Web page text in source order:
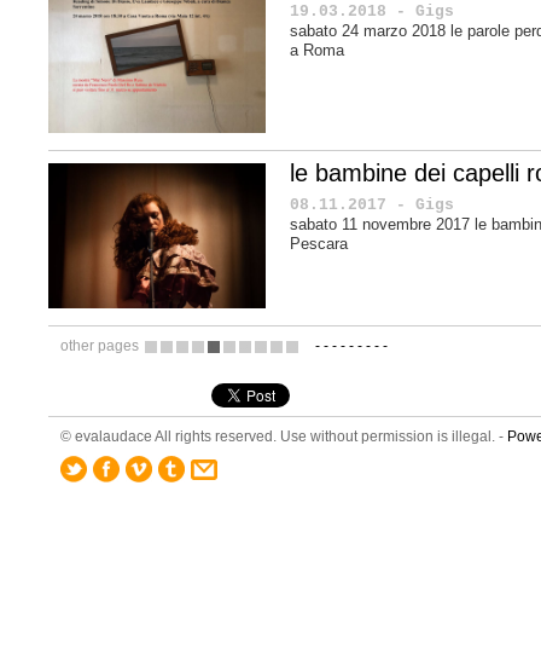
19.03.2018 - Gigs
sabato 24 marzo 2018 le parole
a Roma
le bambine dei capelli
08.11.2017 - Gigs
sabato 11 novembre 2017 le
Pescara
other pages - - - - - - - - -
© evalaudace All rights reserved. Use without permission is illegal. -